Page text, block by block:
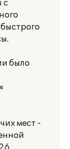
с
было
мест -